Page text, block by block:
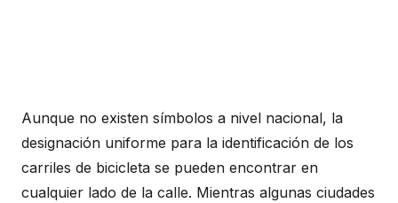
Aunque no existen símbolos a nivel nacional, la
designación uniforme para la identificación de los
carriles de bicicleta se pueden encontrar en
cualquier lado de la calle. Mientras algunas ciudades